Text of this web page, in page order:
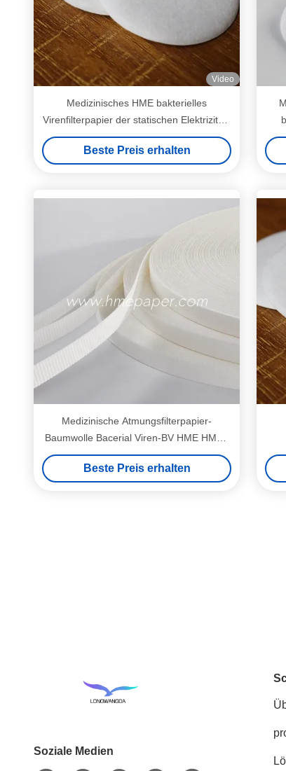
Video
Medizinisches HME bakterielles
Virenfilterpapier der statischen Elektrizitäts
BFE 99,99%
Beste Preis erhalten
Medizinische Atmungsfilterpapier-
Baumwolle Bacerial Viren-BV HME HMEF
Wegwerf
Beste Preis erhalten
Soziale Medien